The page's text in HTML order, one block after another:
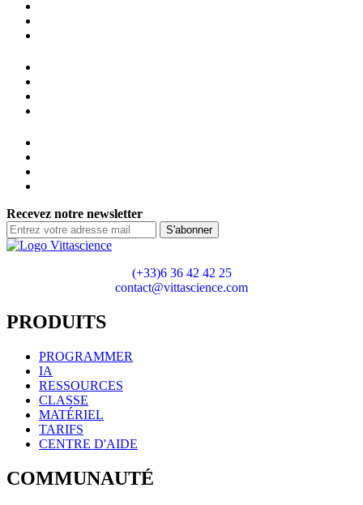
Recevez notre newsletter
S'abonner
(+33)6 36 42 42 25
contact@vittascience.com
PRODUITS
PROGRAMMER
IA
RESSOURCES
CLASSE
MATÉRIEL
TARIFS
CENTRE D'AIDE
COMMUNAUTÉ